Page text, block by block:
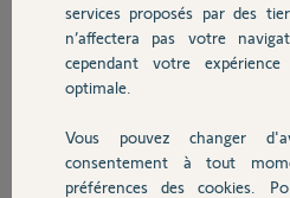
Autres produits
Devis avec un pro
Autonomie sur coupure de courant de 6
Taille : 89x30 mm
Poids : 132 g
Le bouton sur le côté permet d’éteindre
services proposés par des
n’affectera pas votre
cependant votre
optimale.
Vous pouvez changer
consentement à tout
préférences des cookies.